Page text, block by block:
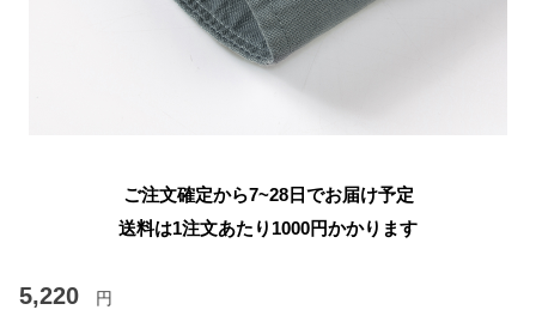
ご注文確定から7~28日でお届け予定
送料は1注文あたり 1000円かかります
5,220 円